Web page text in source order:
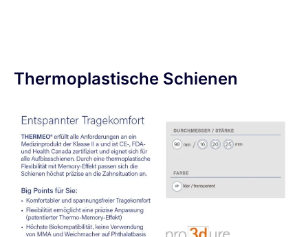
Thermoplastische Schienen